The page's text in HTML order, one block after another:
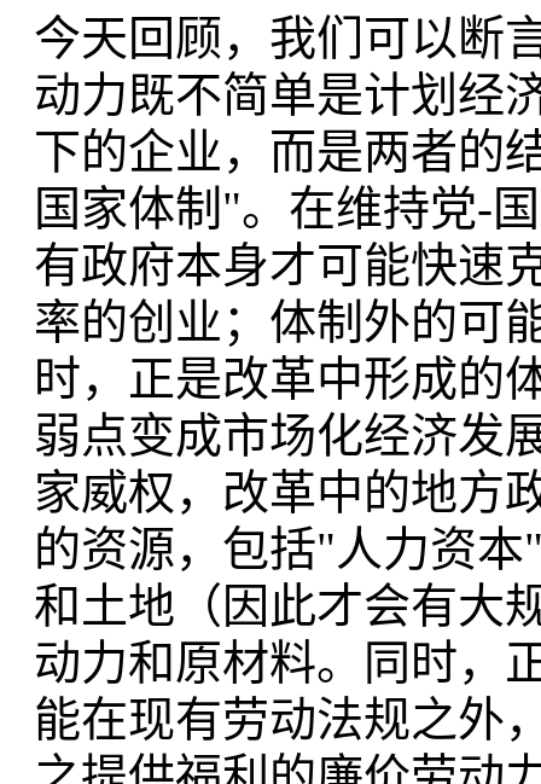
今天回顾，我们可以断
动力既不简单是计划经
下的企业，而是两者的
国家体制"。在维持党-
有政府本身才可能快速
率的创业；体制外的可
时，正是改革中形成的
弱点变成市场化经济发
家威权，改革中的地方
的资源，包括"人力资
和土地（因此才会有大
动力和原材料。同时，
能在现有劳动法规之外